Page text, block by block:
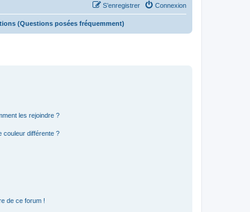
Connexion
S’enregistrer
(Questions posées fréquemment)
les rejoindre ?
couleur différente ?
de ce forum !